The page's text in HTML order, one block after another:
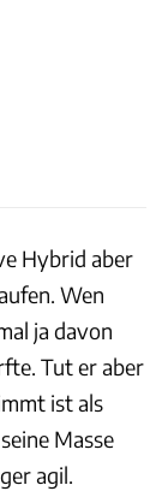
Hybrid aber
Wen
ja davon
Tut er aber
ist als
Masse
agil.